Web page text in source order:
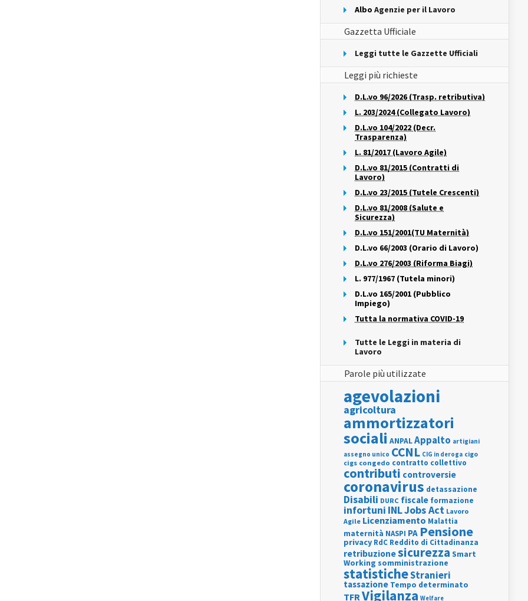
Albo Agenzie per il Lavoro
Gazzetta Ufficiale
Leggi tutte le Gazzette Ufficiali
Leggi più richieste
D.L.vo 96/2026 (Trasp. retributiva)
L. 203/2024 (Collegato Lavoro)
D.L.vo 104/2022 (Decr.
Trasparenza)
L. 81/2017 (Lavoro Agile)
D.L.vo 81/2015 (Contratti di
Lavoro)
D.L.vo 23/2015 (Tutele Crescenti)
D.L.vo 81/2008 (Salute e
Sicurezza)
D.L.vo 151/2001(TU Maternità)
D.L.vo 66/2003 (Orario di Lavoro)
D.L.vo 276/2003 (Riforma Biagi)
L. 977/1967 (Tutela minori)
D.L.vo 165/2001 (Pubblico
Impiego)
Tutta la normativa COVID-19
Tutte le Leggi in materia di
Lavoro
Parole più utilizzate
agevolazioni
agricoltura
ammortizzatori
sociali ANPALAppalto artigiani
assegno unico CCNL CIG in deroga cigo
cigs congedo contratto collettivo
contributi controversie
coronavirus detassazione
Disabili DURC fiscale formazione
infortuni INLJobs Act Lavoro
Agile Licenziamento Malattia
maternità NASPI PA Pensione
privacy RdC Reddito di Cittadinanza
retribuzionesicurezza Smart
Working somministrazione
statisticheStranieri
tassazione Tempo determinato
TFRVigilanza Welfare